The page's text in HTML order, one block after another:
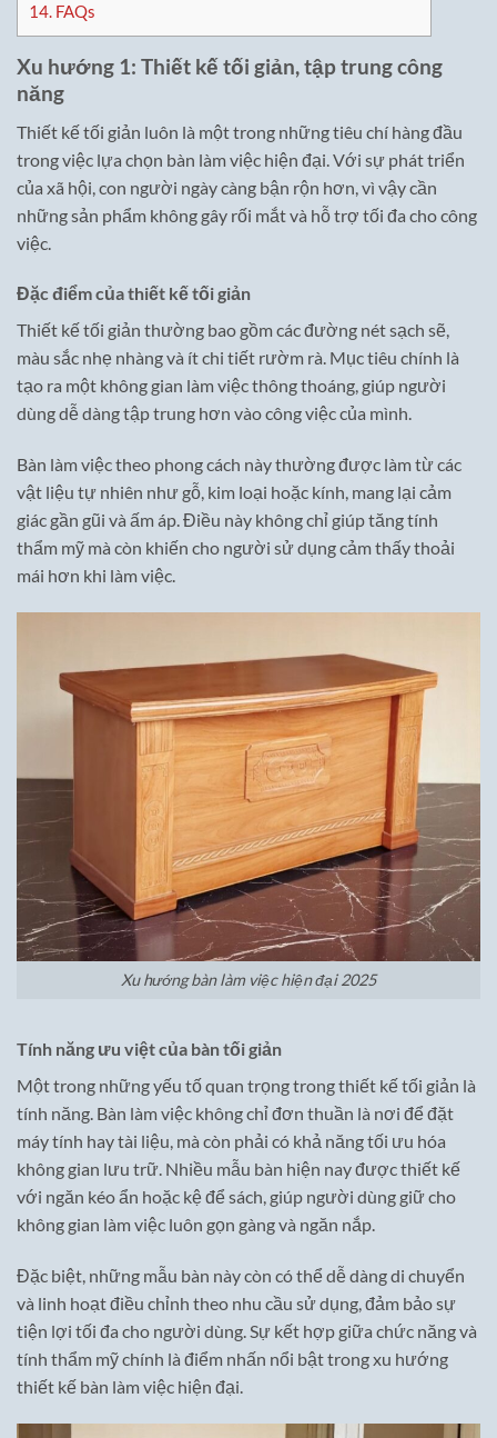
14. FAQs
Xu hướng 1: Thiết kế tối giản, tập trung công
năng
Thiết kế tối giản luôn là một trong những tiêu chí hàng đầu
trong việc lựa chọn bàn làm việc hiện đại. Với sự phát triển
của xã hội, con người ngày càng bận rộn hơn, vì vậy cần
những sản phẩm không gây rối mắt và hỗ trợ tối đa cho công
việc.
Đặc điểm của thiết kế tối giản
Thiết kế tối giản thường bao gồm các đường nét sạch sẽ,
màu sắc nhẹ nhàng và ít chi tiết rườm rà. Mục tiêu chính là
tạo ra một không gian làm việc thông thoáng, giúp người
dùng dễ dàng tập trung hơn vào công việc của mình.
Bàn làm việc theo phong cách này thường được làm từ các
vật liệu tự nhiên như gỗ, kim loại hoặc kính, mang lại cảm
giác gần gũi và ấm áp. Điều này không chỉ giúp tăng tính
thẩm mỹ mà còn khiến cho người sử dụng cảm thấy thoải
mái hơn khi làm việc.
Xu hướng bàn làm việc hiện đại 2025
Tính năng ưu việt của bàn tối giản
Một trong những yếu tố quan trọng trong thiết kế tối giản là
tính năng. Bàn làm việc không chỉ đơn thuần là nơi để đặt
máy tính hay tài liệu, mà còn phải có khả năng tối ưu hóa
không gian lưu trữ. Nhiều mẫu bàn hiện nay được thiết kế
với ngăn kéo ẩn hoặc kệ để sách, giúp người dùng giữ cho
không gian làm việc luôn gọn gàng và ngăn nắp.
Đặc biệt, những mẫu bàn này còn có thể dễ dàng di chuyển
và linh hoạt điều chỉnh theo nhu cầu sử dụng, đảm bảo sự
tiện lợi tối đa cho người dùng. Sự kết hợp giữa chức năng và
tính thẩm mỹ chính là điểm nhấn nổi bật trong xu hướng
thiết kế bàn làm việc hiện đại.